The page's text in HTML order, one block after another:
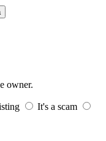
owner.
It's a scam